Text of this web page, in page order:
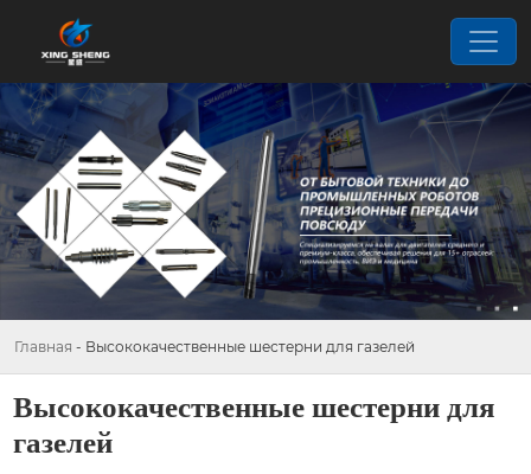
Главная - Высококачественные шестерни для газелей
Высококачественные шестерни для
газелей